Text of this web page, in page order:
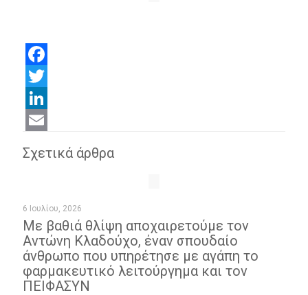
Facebook
Twitter
LinkedIn
Σχετικά άρθρα
6 Ιουλίου, 2026
Με βαθιά θλίψη αποχαιρετούμε τον
Αντώνη Κλαδούχο, έναν σπουδαίο
άνθρωπο που υπηρέτησε με αγάπη το
φαρμακευτικό λειτούργημα και τον
ΠΕΙΦΑΣΥΝ